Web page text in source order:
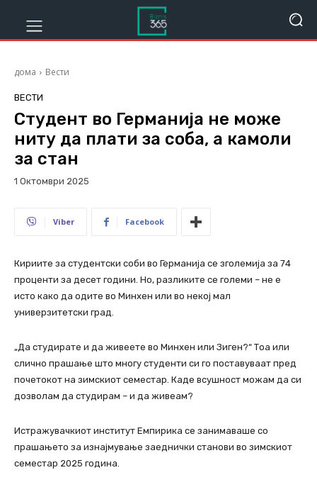
дома Вести
ВЕСТИ
Студент во Германија не може
ниту да плати за соба, а камоли
за стан
1 Октомври 2025
Viber Facebook
Кириите за студентски соби во Германија се зголемија за 74
проценти за десет години. Но, разликите се големи – не е
исто како да одите во Минхен или во некој мал
универзитетски град.
„Да студирате и да живеете во Минхен или Зиген?“ Тоа или
слично прашање што многу студенти си го поставуваат пред
почетокот на зимскиот семестар. Каде всушност можам да си
дозволам да студирам – и да живеам?
Истражувачкиот институт Емпирика се занимаваше со
прашањето за изнајмување заеднички станови во зимскиот
семестар 2025 година.